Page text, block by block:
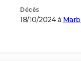
Décès
18/10/2024 à